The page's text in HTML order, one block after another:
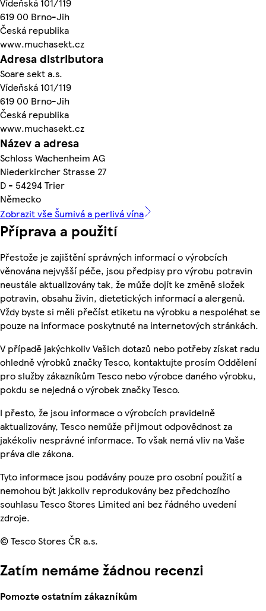
619 00 Brno-Jih
Česká republika
www.muchasekt.cz
Adresa distributora
Soare sekt a.s.
Vídeňská 101/119
619 00 Brno-Jih
Česká republika
www.muchasekt.cz
Název a adresa
Schloss Wachenheim AG
Niederkircher Strasse 27
D - 54294 Trier
Německo
Zobrazit vše Šumivá a perlivá vína
Příprava a použití
Přestože je zajištění správných informací o výrobcích
věnována nejvyšší péče, jsou předpisy pro výrobu potravin
neustále aktualizovány tak, že může dojít ke změně složek
potravin, obsahu živin, dietetických informací a alergenů.
Vždy byste si měli přečíst etiketu na výrobku a nespoléhat se
pouze na informace poskytnuté na internetových stránkách.
V případě jakýchkoliv Vašich dotazů nebo potřeby získat radu
ohledně výrobků značky Tesco, kontaktujte prosím Oddělení
pro služby zákazníkům Tesco nebo výrobce daného výrobku,
pokdu se nejedná o výrobek značky Tesco.
I přesto, že jsou informace o výrobcích pravidelně
aktualizovány, Tesco nemůže přijmout odpovědnost za
jakékoliv nesprávné informace. To však nemá vliv na Vaše
práva dle zákona.
Tyto informace jsou podávány pouze pro osobní použití a
nemohou být jakkoliv reprodukovány bez předchozího
souhlasu Tesco Stores Limited ani bez řádného uvedení
zdroje.
© Tesco Stores ČR a.s.
Zatím nemáme žádnou recenzi
Pomozte ostatním zákazníkům